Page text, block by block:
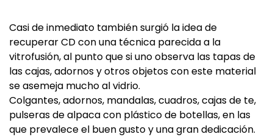
Casi de inmediato también surgió la idea de
recuperar CD con una técnica parecida a la
vitrofusión, al punto que si uno observa las tapas de
las cajas, adornos y otros objetos con este material
se asemeja mucho al vidrio.
Colgantes, adornos, mandalas, cuadros, cajas de te,
pulseras de alpaca con plástico de botellas, en las
que prevalece el buen gusto y una gran dedicación.